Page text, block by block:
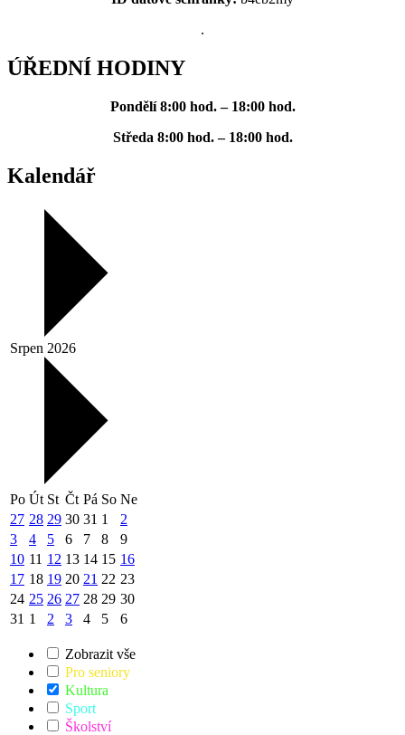
.
ÚŘEDNÍ HODINY
Pondělí 8:00 hod. – 18:00 hod.
Středa 8:00 hod. – 18:00 hod.
Kalendář
Srpen 2026
Po Út St Čt Pá So Ne
27 28 29 30 31 1
2
3
4 5 6 7 8
9
10 11 12 13 14 15 16
17 18 19 20 21 22 23
24 25 26 27 28 29 30
31 1 2 3 4 5 6
Zobrazit vše
Pro seniory
Kultura
Sport
Školství